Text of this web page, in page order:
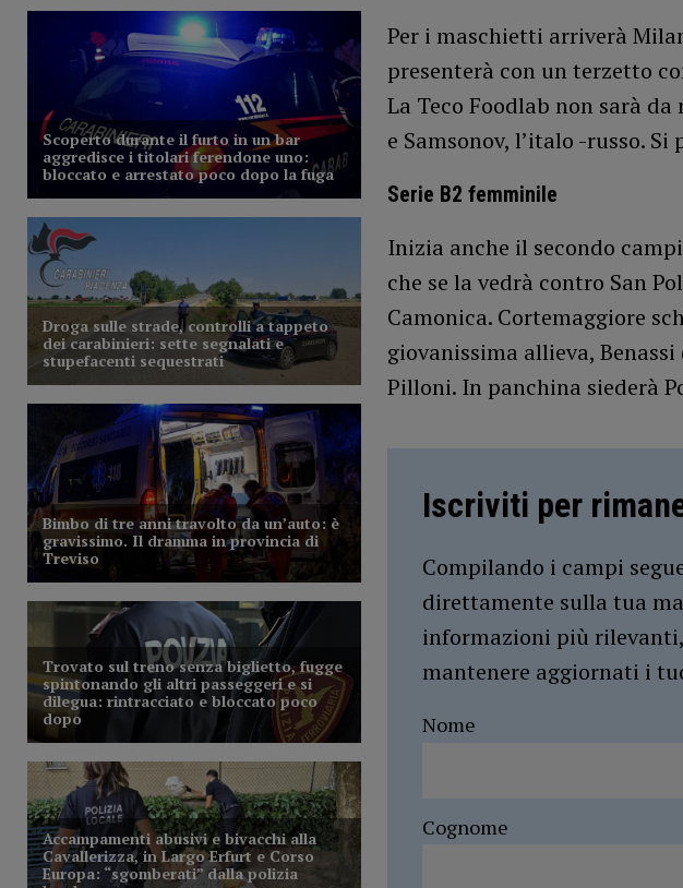
Per i maschietti arriverà
presenterà con un terzetto
La Teco Foodlab non sarà
e Samsonov, l’italo -russo.
Serie B2 femminile
Inizia anche il secondo
che se la vedrà contro San
Camonica. Cortemaggiore
giovanissima allieva,
Pilloni. In panchina siederà
Iscriviti per
Compilando i campi
direttamente sulla tua
informazioni più
mantenere aggiornati i
Nome
Cognome